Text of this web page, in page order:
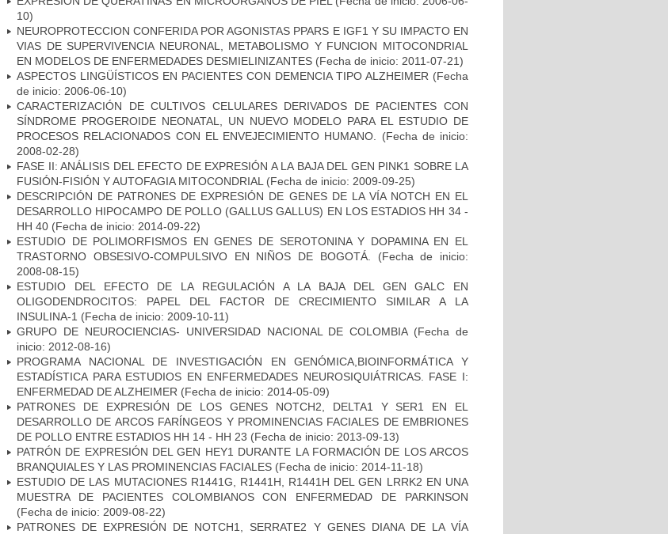
10)
NEUROPROTECCION CONFERIDA POR AGONISTAS PPARS E IGF1 Y SU IMPACTO EN
VIAS DE SUPERVIVENCIA NEURONAL, METABOLISMO Y FUNCION MITOCONDRIAL
EN MODELOS DE ENFERMEDADES DESMIELINIZANTES (Fecha de inicio: 2011-07-21)
ASPECTOS LINGÜÍSTICOS EN PACIENTES CON DEMENCIA TIPO ALZHEIMER (Fecha
de inicio: 2006-06-10)
CARACTERIZACIÓN DE CULTIVOS CELULARES DERIVADOS DE PACIENTES CON
SÍNDROME PROGEROIDE NEONATAL, UN NUEVO MODELO PARA EL ESTUDIO DE
PROCESOS RELACIONADOS CON EL ENVEJECIMIENTO HUMANO.
(Fecha de inicio:
2008-02-28)
FASE II: ANÁLISIS DEL EFECTO DE EXPRESIÓN A LA BAJA DEL GEN PINK1 SOBRE LA
FUSIÓN-FISIÓN Y AUTOFAGIA MITOCONDRIAL (Fecha de inicio: 2009-09-25)
DESCRIPCIÓN DE PATRONES DE EXPRESIÓN DE GENES DE LA VÍA NOTCH EN EL
DESARROLLO HIPOCAMPO DE POLLO (GALLUS GALLUS) EN LOS ESTADIOS HH 34 -
HH 40 (Fecha de inicio: 2014-09-22)
ESTUDIO DE POLIMORFISMOS EN GENES DE SEROTONINA Y DOPAMINA EN EL
TRASTORNO OBSESIVO-COMPULSIVO EN NIÑOS DE BOGOTÁ.
(Fecha de inicio:
2008-08-15)
ESTUDIO DEL EFECTO DE LA REGULACIÓN A LA BAJA DEL GEN GALC EN
OLIGODENDROCITOS: PAPEL DEL FACTOR DE CRECIMIENTO SIMILAR A LA
INSULINA-1 (Fecha de inicio: 2009-10-11)
GRUPO DE NEUROCIENCIAS- UNIVERSIDAD NACIONAL DE COLOMBIA(Fecha de
inicio: 2012-08-16)
PROGRAMA NACIONAL DE INVESTIGACIÓN EN GENÓMICA,BIOINFORMÁTICA Y
ESTADÍSTICA PARA ESTUDIOS EN ENFERMEDADES NEUROSIQUIÁTRICAS. FASE I:
ENFERMEDAD DE ALZHEIMER (Fecha de inicio: 2014-05-09)
PATRONES DE EXPRESIÓN DE LOS GENES NOTCH2, DELTA1 Y SER1 EN EL
DESARROLLO DE ARCOS FARÍNGEOS Y PROMINENCIAS FACIALES DE EMBRIONES
DE POLLO ENTRE ESTADIOS HH 14 - HH 23 (Fecha de inicio: 2013-09-13)
PATRÓN DE EXPRESIÓN DEL GEN HEY1 DURANTE LA FORMACIÓN DE LOS ARCOS
BRANQUIALES Y LAS PROMINENCIAS FACIALES (Fecha de inicio: 2014-11-18)
ESTUDIO DE LAS MUTACIONES R1441G, R1441H, R1441H DEL GEN LRRK2 EN UNA
MUESTRA DE PACIENTES COLOMBIANOS CON ENFERMEDAD DE PARKINSON
(Fecha de inicio: 2009-08-22)
PATRONES DE EXPRESIÓN DE NOTCH1, SERRATE2 Y GENES DIANA DE LA VÍA